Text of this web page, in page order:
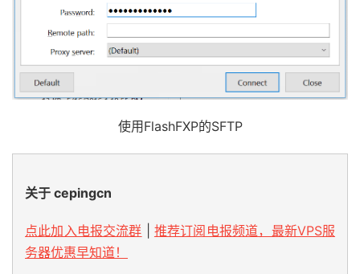
使用FlashFXP的SFTP
关于 cepingcn
点此加入电报交流群
推荐订阅电报频道，最新VPS服
务器优惠早知道！